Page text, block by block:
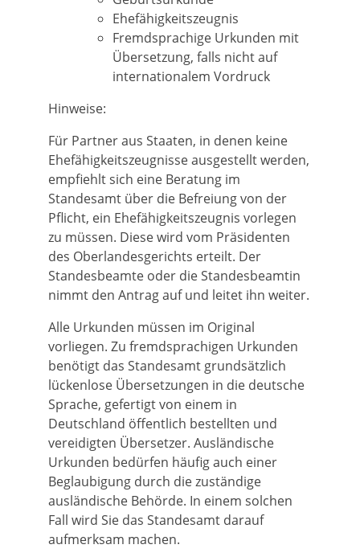
Ehefähigkeitszeugnis
Fremdsprachige Urkunden mit
Übersetzung, falls nicht auf
internationalem Vordruck
Hinweise:
Für Partner aus Staaten, in denen keine
Ehefähigkeitszeugnisse ausgestellt werden,
empfiehlt sich eine Beratung im
Standesamt über die Befreiung von der
Pflicht, ein Ehefähigkeitszeugnis vorlegen
zu müssen. Diese wird vom Präsidenten
des Oberlandesgerichts erteilt. Der
Standesbeamte oder die Standesbeamtin
nimmt den Antrag auf und leitet ihn weiter.
Alle Urkunden müssen im Original
vorliegen. Zu fremdsprachigen Urkunden
benötigt das Standesamt grundsätzlich
lückenlose Übersetzungen in die deutsche
Sprache, gefertigt von einem in
Deutschland öffentlich bestellten und
vereidigten Übersetzer. Ausländische
Urkunden bedürfen häufig auch einer
Beglaubigung durch die zuständige
ausländische Behörde. In einem solchen
Fall wird Sie das Standesamt darauf
aufmerksam machen.